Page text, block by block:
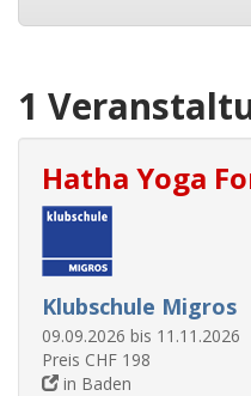
1
Hatha Yoga
Klubschule Migros
09.09.2026 bis 11.11.2026
Preis CHF 198
in Baden